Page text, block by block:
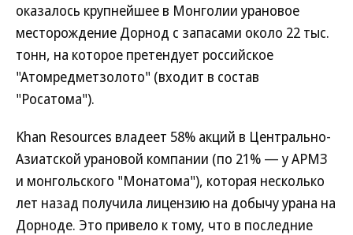
оказалось крупнейшее в Монголии урановое
месторождение Дорнод с запасами около 22 тыс.
тонн, на которое претендует российское
"Атомредметзолото" (входит в состав
"Росатома").
Khan Resources владеет 58% акций в Центрально-
Азиатской урановой компании (по 21% — у АРМЗ
и монгольского "Монатома"), которая несколько
лет назад получила лицензию на добычу урана на
Дорноде. Это привело к тому, что в последние